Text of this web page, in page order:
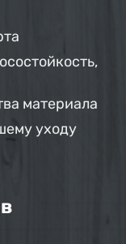
материала
уходу